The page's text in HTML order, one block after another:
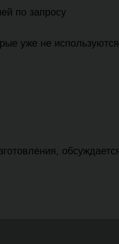
по запросу
уже не